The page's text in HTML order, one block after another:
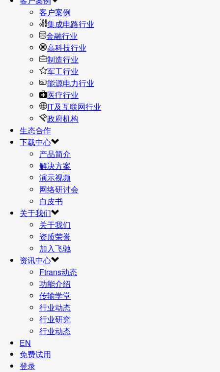
客户案例
集成电路行业
金融行业
高科技行业
制造行业
军工行业
能源电力行业
医疗行业
IT及互联网行业
政府机构
生态合作
下载中心
产品简介
解决方案
演示视频
网络研讨会
白皮书
关于我们
关于我们
资质荣誉
加入飞驰
资讯中心
Ftrans动态
功能介绍
传输学堂
行业动态
行业研究
行业动态
EN
免费试用
登录